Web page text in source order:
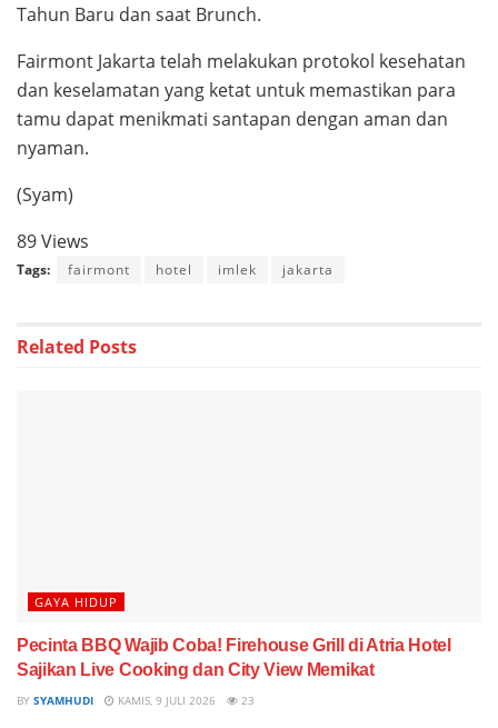
Tahun Baru dan saat Brunch.
Fairmont Jakarta telah melakukan protokol kesehatan
dan keselamatan yang ketat untuk memastikan para
tamu dapat menikmati santapan dengan aman dan
nyaman.
(Syam)
89 Views
Tags: fairmont hotel imlek jakarta
Related Posts
GAYA HIDUP
Pecinta BBQ Wajib Coba! Firehouse Grill di Atria Hotel
Sajikan Live Cooking dan City View Memikat
BY SYAMHUDI KAMIS, 9 JULI 2026 23